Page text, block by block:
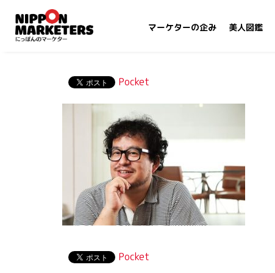
マーケターの企み 美人図鑑
Pocket
Pocket